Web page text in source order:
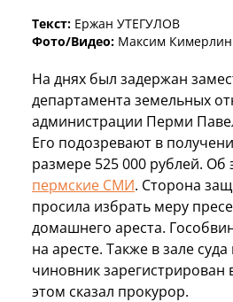
Текст: Ержан УТЕГУЛОВ
Фото/Видео: Максим
На днях был задержан
департамента земельных
администрации Перми
Его подозревают в
размере 525 000 рублей.
пермские СМИ. Сторона
просила избрать меру
домашнего ареста.
на аресте. Также в зале
чиновник
этом сказал прокурор.